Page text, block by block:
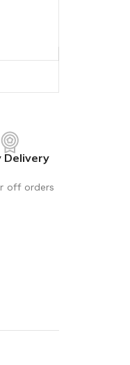
Delivery
off orders